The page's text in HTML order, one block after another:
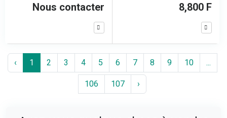
Nous contacter 8,800 F
‹ 1 2 3 4 5 6 7 8 9 10 ...
106 107 ›